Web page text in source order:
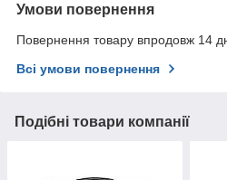
Умови повернення
Повернення товару впродовж 14
Всі умови повернення
Подібні товари компанії